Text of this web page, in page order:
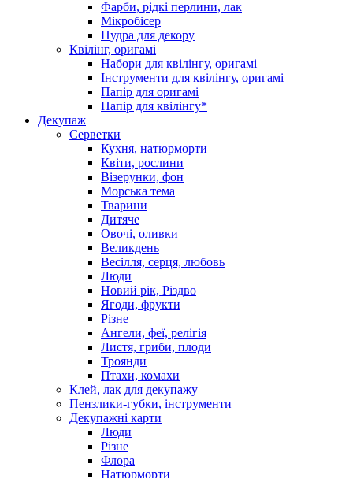
Фарби, рідкі перлини, лак
Мікробісер
Пудра для декору
Квілінг, оригамі
Набори для квілінгу, оригамі
Інструменти для квілінгу, оригамі
Папір для оригамі
Папір для квілінгу*
Декупаж
Серветки
Кухня, натюрморти
Квіти, рослини
Візерунки, фон
Морська тема
Тварини
Дитяче
Овочі, оливки
Великдень
Весілля, серця, любовь
Люди
Новий рік, Різдво
Ягоди, фрукти
Різне
Ангели, феї, релігія
Листя, гриби, плоди
Троянди
Птахи, комахи
Клей, лак для декупажу
Пензлики-губки, інструменти
Декупажні карти
Люди
Різне
Флора
Натюрморти